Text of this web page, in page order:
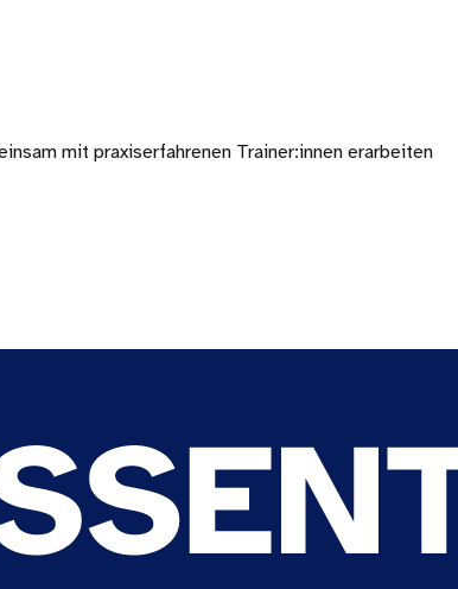
mit praxiserfahrenen Trainer:innen erarbeiten